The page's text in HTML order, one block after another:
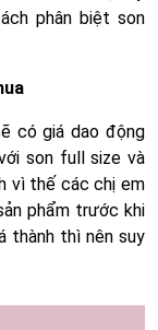
phân biệt son
có giá dao động
son full size và
vì thế các chị em
phẩm trước khi
thành thì nên suy